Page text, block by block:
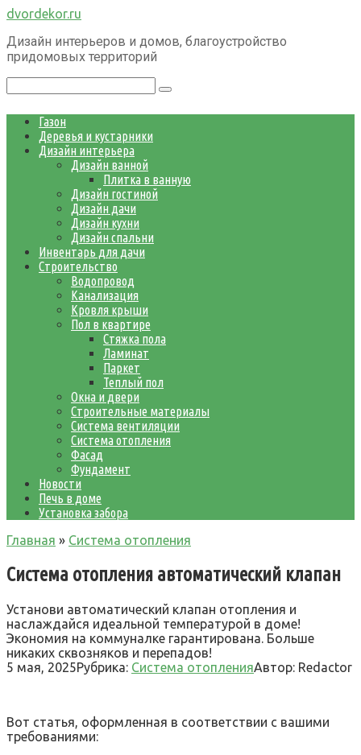
Перейти
контенту
dvordekor.ru
Дизайн интерьеров и домов, благоустройство
придомовых территорий
Газон
Деревья и кустарники
Дизайн интерьера
Дизайн ванной
Плитка в ванную
Дизайн гостиной
Дизайн дачи
Дизайн кухни
Дизайн спальни
Инвентарь для дачи
Строительство
Водопровод
Канализация
Кровля крыши
Пол в квартире
Стяжка пола
Ламинат
Паркет
Теплый пол
Окна и двери
Строительные материалы
Система вентиляции
Система отопления
Фасад
Фундамент
Новости
Печь в доме
Установка забора
Главная » Система отопления
Система отопления автоматический клапан
Установи автоматический клапан отопления и
наслаждайся идеальной температурой в доме!
Экономия на коммуналке гарантирована. Больше
никаких сквозняков и перепадов!
5 мая, 2025Рубрика: Система отопленияАвтор: Redactor
Вот статья, оформленная в соответствии с вашими
требованиями: